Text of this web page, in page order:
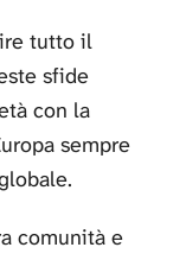
tutto il
sfide
con la
sempre
comunità e